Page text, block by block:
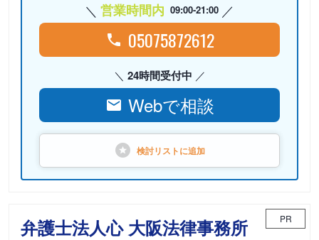
営業時間内 09:00-21:00
05075872612
24時間受付中
Webで相談
検討リストに追加
弁護士法人心 大阪法律事務所 PR